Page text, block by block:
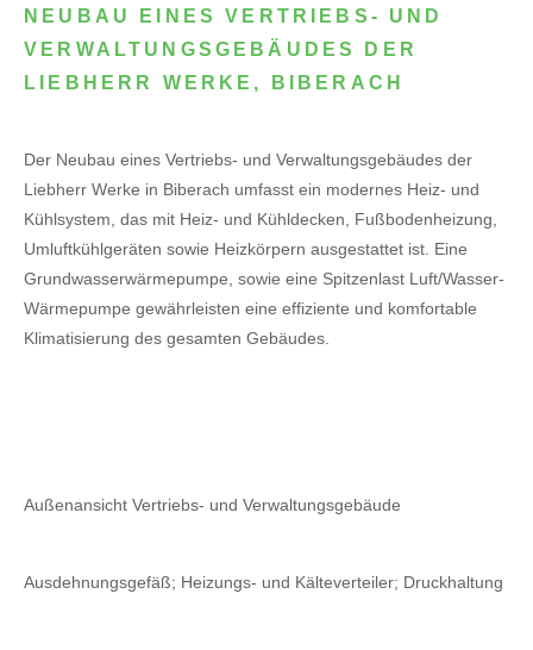
NEUBAU EINES VERTRIEBS- UND
VERWALTUNGSGEBÄUDES DER
LIEBHERR WERKE, BIBERACH
Der Neubau eines Vertriebs- und Verwaltungsgebäudes der
Liebherr Werke in Biberach umfasst ein modernes Heiz- und
Kühlsystem, das mit Heiz- und Kühldecken, Fußbodenheizung,
Umluftkühlgeräten sowie Heizkörpern ausgestattet ist. Eine
Grundwasserwärmepumpe, sowie eine Spitzenlast Luft/Wasser-
Wärmepumpe gewährleisten eine effiziente und komfortable
Klimatisierung des gesamten Gebäudes.
Außenansicht Vertriebs- und Verwaltungsgebäude
Ausdehnungsgefäß; Heizungs- und Kälteverteiler; Druckhaltung